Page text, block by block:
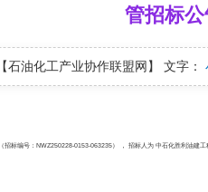
管招标
【石油化工产业协作联盟网】 文字：
标编号：NWZ250228-0153-063235） ， 招标人为 中石化胜利油